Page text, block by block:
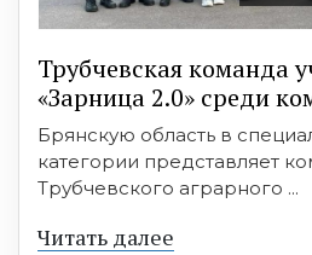
Трубчевская команда
«Зарница 2.0» среди
Брянскую область в
категории представляет
Трубчевского аграрного ...
Читать далее